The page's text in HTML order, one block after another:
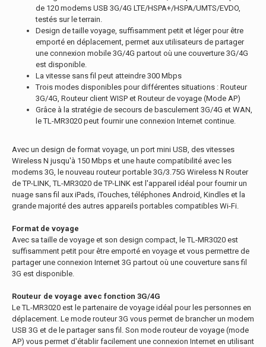
de 120 modems USB 3G/4G LTE/HSPA+/HSPA/UMTS/EVDO,
testés sur le terrain.
Design de taille voyage, suffisamment petit et léger pour être
emporté en déplacement, permet aux utilisateurs de partager
une connexion mobile 3G/4G partout où une couverture 3G/4G
est disponible.
La vitesse sans fil peut atteindre 300 Mbps
Trois modes disponibles pour différentes situations : Routeur
3G/4G, Routeur client WISP et Routeur de voyage (Mode AP)
Grâce à la stratégie de secours de basculement 3G/4G et WAN,
le TL-MR3020 peut fournir une connexion Internet continue.
Avec un design de format voyage, un port mini USB, des vitesses
Wireless N jusqu'à 150 Mbps et une haute compatibilité avec les
modems 3G, le nouveau routeur portable 3G/3.75G Wireless N Router
de TP-LINK, TL-MR3020 de TP-LINK est l'appareil idéal pour fournir un
nuage sans fil aux iPads, iTouches, téléphones Android, Kindles et la
grande majorité des autres appareils portables compatibles Wi-Fi.
Format de voyage
Avec sa taille de voyage et son design compact, le TL-MR3020 est
suffisamment petit pour être emporté en voyage et vous permettre de
partager une connexion Internet 3G partout où une couverture sans fil
3G est disponible.
Routeur de voyage avec fonction 3G/4G
Le TL-MR3020 est le partenaire de voyage idéal pour les personnes en
déplacement. Le mode routeur 3G vous permet de brancher un modem
USB 3G et de le partager sans fil. Son mode routeur de voyage (mode
AP) vous permet d'établir facilement une connexion Internet en utilisant